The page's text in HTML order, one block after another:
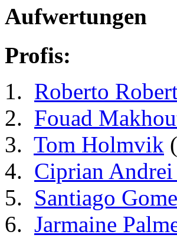
Aufwertungen
Profis:
Roberto
Fouad
Tom Holmvik
Ciprian
Santiago
Jarmaine